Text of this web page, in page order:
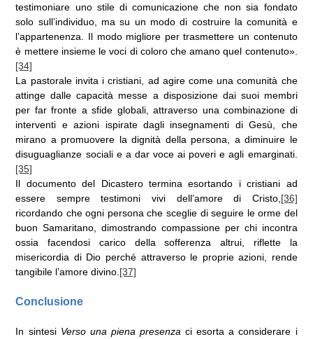
testimoniare uno stile di comunicazione che non sia fondato
solo sull’individuo, ma su un modo di costruire la comunità e
l’appartenenza. Il modo migliore per trasmettere un contenuto
è mettere insieme le voci di coloro che amano quel contenuto».
[34]
La pastorale invita i cristiani, ad agire come una comunità che
attinge dalle capacità messe a disposizione dai suoi membri
per far fronte a sfide globali, attraverso una combinazione di
interventi e azioni ispirate dagli insegnamenti di Gesù, che
mirano a promuovere la dignità della persona, a diminuire le
disuguaglianze sociali e a dar voce ai poveri e agli emarginati.
[35]
Il documento del Dicastero termina esortando i cristiani ad
essere sempre testimoni vivi dell’amore di Cristo, [36]
ricordando che ogni persona che sceglie di seguire le orme del
buon Samaritano, dimostrando compassione per chi incontra
ossia facendosi carico della sofferenza altrui, riflette la
misericordia di Dio perché attraverso le proprie azioni, rende
tangibile l’amore divino. [37]
Conclusione
In sintesi Verso una piena presenza ci esorta a considerare i